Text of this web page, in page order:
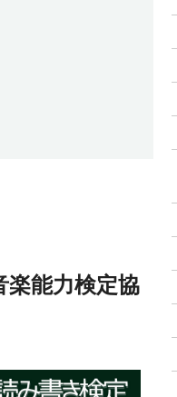
楽能力検定協